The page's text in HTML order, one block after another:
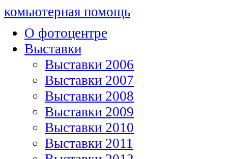
комьютерная помощь
О фотоцентре
Выставки
Выставки 2006
Выставки 2007
Выставки 2008
Выставки 2009
Выставки 2010
Выставки 2011